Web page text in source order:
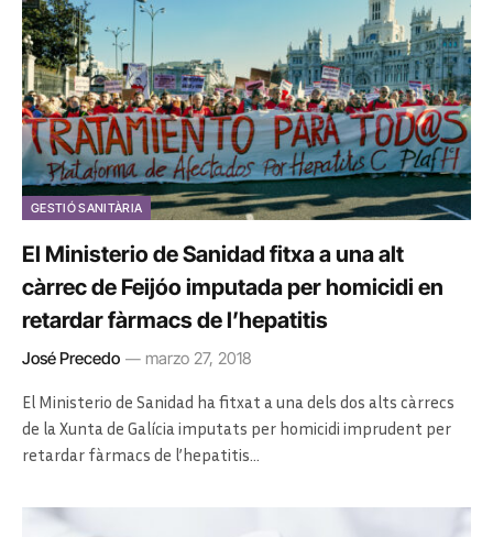
GESTIÓ SANITÀRIA
El Ministerio de Sanidad fitxa a una alt
càrrec de Feijóo imputada per homicidi en
retardar fàrmacs de l’hepatitis
José Precedo marzo 27, 2018
El Ministerio de Sanidad ha fitxat a una dels dos alts càrrecs
de la Xunta de Galícia imputats per homicidi imprudent per
retardar fàrmacs de l’hepatitis…